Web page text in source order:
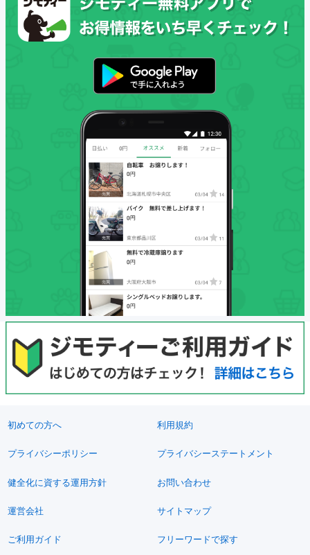
初めての方へ 利用規約
プライバシーポリシー プライバシーステートメント
健全化に資する運用方針 お問い合わせ
運営会社 サイトマップ
ご利用ガイド フリーワードで探す